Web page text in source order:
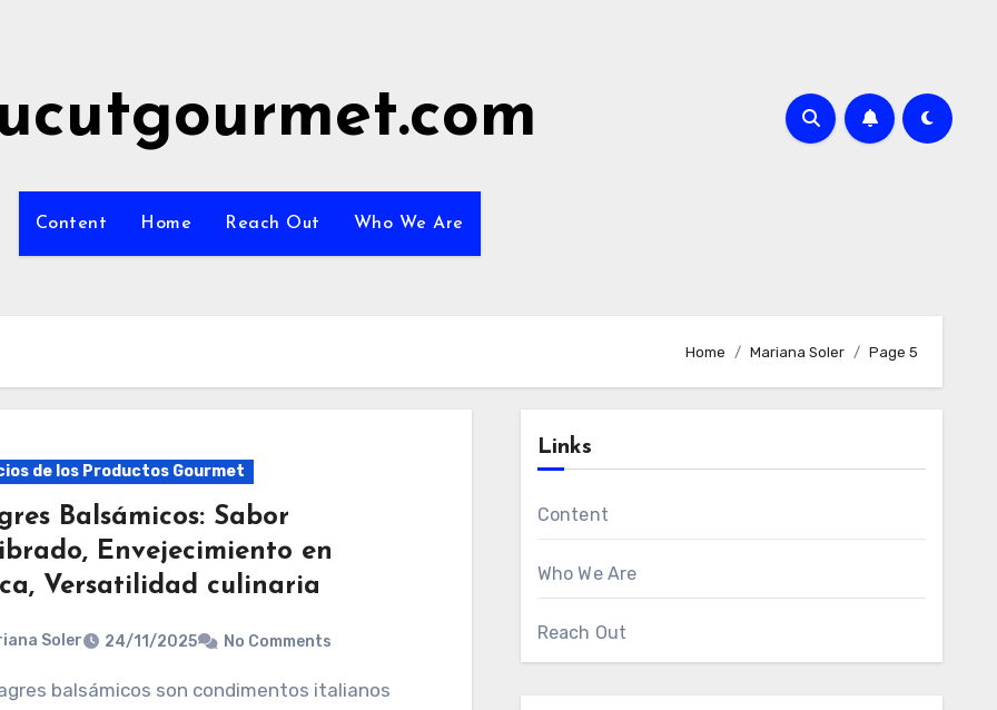
Content Home Reach Out Who We Are
Home Mariana Soler Page 5
de los Productos Gourmet
Balsámicos: Sabor
Envejecimiento en
Versatilidad culinaria
Soler 24/11/2025 No Comments
Links
Content
Who We Are
Reach Out